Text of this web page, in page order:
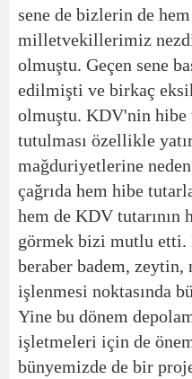
sene de bizlerin de
milletvekillerimiz
olmuştu. Geçen sene
edilmişti ve birkaç
olmuştu. KDV'nin hibe
tutulması özellikle
mağduriyetlerine
çağrıda hem hibe
hem de KDV tutarının
görmek bizi mutlu etti.
beraber badem,
işlenmesi noktasında
Yine bu dönem
işletmeleri için de
bünyemizde de bir